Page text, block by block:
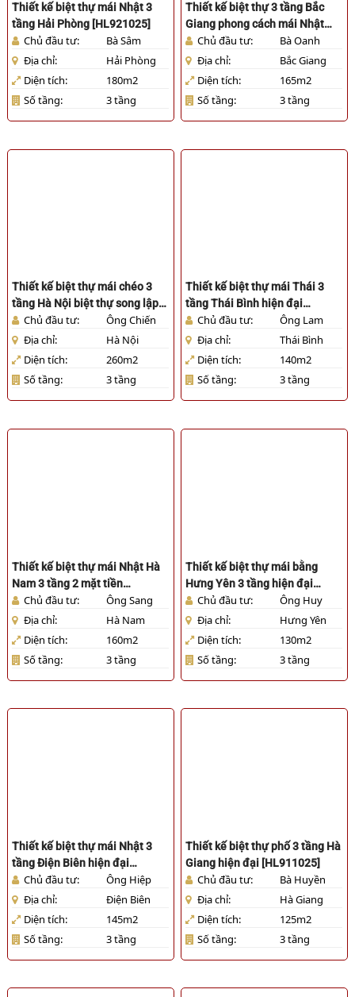
Thiết kế biệt thự mái Nhật 3
tầng Hải Phòng [HL921025]
Chủ đầu tư:
Bà Sâm
Địa chỉ:
Hải Phòng
Diện tích:
180m2
Số tầng:
3 tầng
Thiết kế biệt thự 3 tầng Bắc
Giang phong cách mái Nhật
hiện đại [HL941025]
Chủ đầu tư:
Bà Oanh
Địa chỉ:
Bắc Giang
Diện tích:
165m2
Số tầng:
3 tầng
Thiết kế biệt thự mái chéo 3
tầng Hà Nội biệt thự song lập
[HL961025]
Chủ đầu tư:
Ông Chiến
Địa chỉ:
Hà Nội
Diện tích:
260m2
Số tầng:
3 tầng
Thiết kế biệt thự mái Thái 3
tầng Thái Bình hiện đại
[HL911025]
Chủ đầu tư:
Ông Lam
Địa chỉ:
Thái Bình
Diện tích:
140m2
Số tầng:
3 tầng
Thiết kế biệt thự mái Nhật Hà
Nam 3 tầng 2 mặt tiền
[HL101025]
Chủ đầu tư:
Ông Sang
Địa chỉ:
Hà Nam
Diện tích:
160m2
Số tầng:
3 tầng
Thiết kế biệt thự mái bằng
Hưng Yên 3 tầng hiện đại
[HL941025]
Chủ đầu tư:
Ông Huy
Địa chỉ:
Hưng Yên
Diện tích:
130m2
Số tầng:
3 tầng
Thiết kế biệt thự mái Nhật 3
tầng Điện Biên hiện đại
[HL931025]
Chủ đầu tư:
Ông Hiệp
Địa chỉ:
Điện Biên
Diện tích:
145m2
Số tầng:
3 tầng
Thiết kế biệt thự phố 3 tầng Hà
Giang hiện đại [HL911025]
Chủ đầu tư:
Bà Huyền
Địa chỉ:
Hà Giang
Diện tích:
125m2
Số tầng:
3 tầng